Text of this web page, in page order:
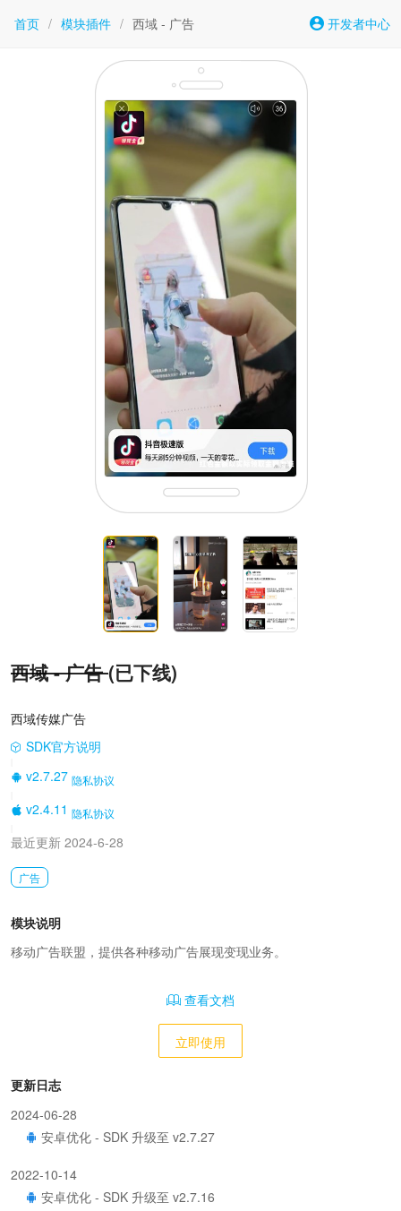
首页 / 模块插件 / 西域 - 广告 开发者中心
西域 - 广告(已下线)
西域传媒广告
SDK官方说明
v2.7.27 隐私协议
v2.4.11 隐私协议
最近更新 2024-6-28
广告
模块说明
移动广告联盟，提供各种移动广告展现变现业务。
查看文档
立即使用
更新日志
2024-06-28
安卓优化 - SDK 升级至 v2.7.27
2022-10-14
安卓优化 - SDK 升级至 v2.7.16